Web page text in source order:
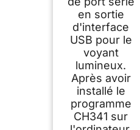
en sortie
d'interface
USB pour le
voyant
lumineux.
Après avoir
installé le
programme
CH341 sur